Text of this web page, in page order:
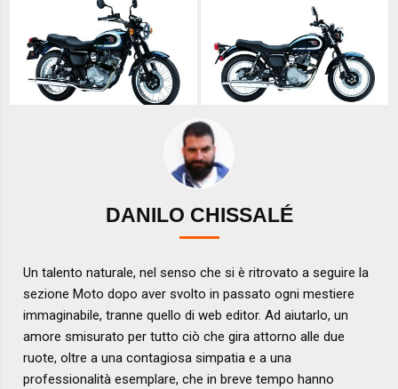
DANILO CHISSALÉ
Un talento naturale, nel senso che si è ritrovato a seguire la
sezione Moto dopo aver svolto in passato ogni mestiere
immaginabile, tranne quello di web editor. Ad aiutarlo, un
amore smisurato per tutto ciò che gira attorno alle due
ruote, oltre a una contagiosa simpatia e a una
professionalità esemplare, che in breve tempo hanno